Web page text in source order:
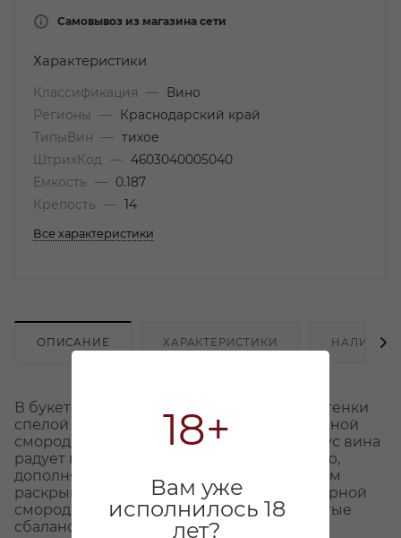
18+
Вам уже
исполнилось 18
лет?
Самовывоз из магазина сети
Характеристики
Классификация —
Вино
Регионы
—
Краснодарский край
ТипыВин
— тихое
ШтрихКод
— 4603040005040
Емкость
—
0.187
Крепость
— 14
Все характеристики
ОПИСАНИЕ ХАРАКТЕРИСТИКИ НАЛИЧИЕ
В букете вина искусно переплетаются оттенки
спелой вишни, сушеного чернослива, сочной
смородины и пряного черного перца. Вкус вина
радует гармонией, сочностью и мягкостью,
дополняясь бархатистой структурой. В нем
раскрываются акценты спелой вишни, черной
смородины и пряных специй, подчеркнутые
сбалансированной кислотностью и